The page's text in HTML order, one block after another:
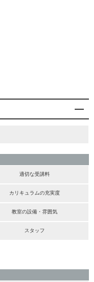
適切な受講料
カリキュラムの充実度
教室の設備・雰囲気
スタッフ